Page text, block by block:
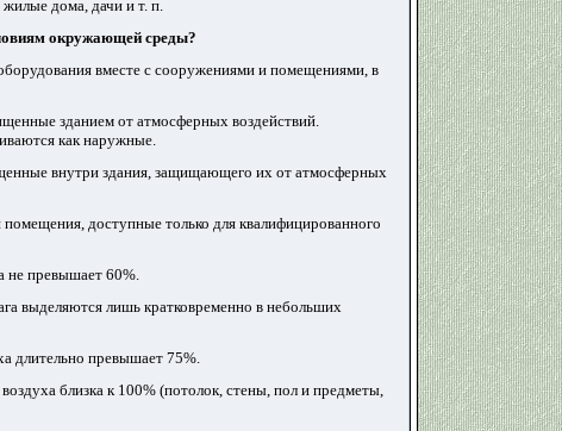
дома, дачи и т. п.
окружающей среды?
вместе с сооружениями и помещениями, в
зданием от атмосферных воздействий.
как наружные.
внутри здания, защищающего их от атмосферных
доступные только для квалифицированного
не превышает 60%.
выделяются лишь кратковременно в небольших
длительно превышает 75%.
близка к 100% (потолок, стены, пол и предметы,